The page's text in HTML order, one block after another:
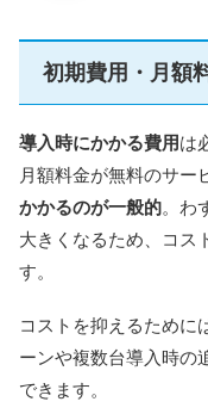
store-and-
初期費用・月額
導入時にかかる費用は
月額料金が無料のサー
かかるのが一般的。わ
大きくなるため、コス
す。
コストを抑えるために
ーンや複数台導入時の
できます。